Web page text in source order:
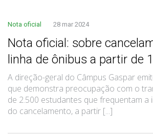
Nota oficial 28 mar 2024
Nota oficial: sobre
linha de ônibus a partir de
A direção-geral do Câmpus Gaspar
que demonstra preocupação com o
de 2.500 estudantes que frequentam a
do cancelamento, a partir [...]